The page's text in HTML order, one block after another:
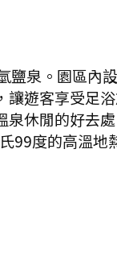
泉。園區內
遊客享受足
泉休閒的好去
99度的高溫